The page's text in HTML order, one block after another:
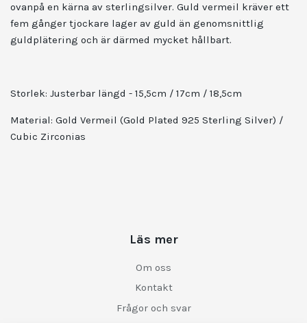
ovanpå en kärna av sterlingsilver. Guld vermeil kräver ett
fem gånger tjockare lager av guld än genomsnittlig
guldplätering och är därmed mycket hållbart.
Storlek: Justerbar längd - 15,5cm / 17cm / 18,5cm
Material: Gold Vermeil (Gold Plated 925 Sterling Silver) /
Cubic Zirconias
Läs mer
Om oss
Kontakt
Frågor och svar